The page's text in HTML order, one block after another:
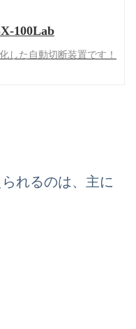
100Lab
した自動切断装置です！
れるのは、主に